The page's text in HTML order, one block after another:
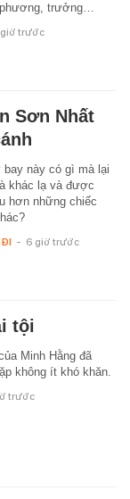
trưởng…
trước
Sơn Nhất
bay này có gì mà lại
khác lạ và được
hơn những chiếc
ĐI - 6 giờ trước
tội
Minh Hằng đã
không ít khó khăn.
trước